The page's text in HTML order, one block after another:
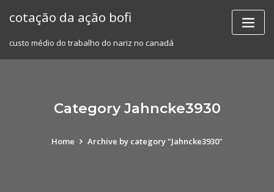
cotação da ação bofi
custo médio do trabalho do nariz no canadá
Category Jahncke3930
Home Archive by category "Jahncke3930"